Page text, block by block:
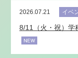
2026.07.21 イベ
8/11（火・祝）学